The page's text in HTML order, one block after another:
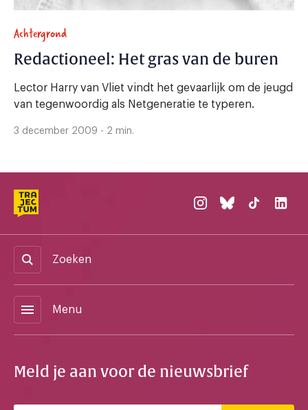
Achtergrond
Redactioneel: Het gras van de buren
Lector Harry van Vliet vindt het gevaarlijk om de jeugd
van tegenwoordig als Netgeneratie te typeren.
3 december 2009 - 2 min.
Zoeken
menu Menu
Meld je aan voor de nieuwsbrief